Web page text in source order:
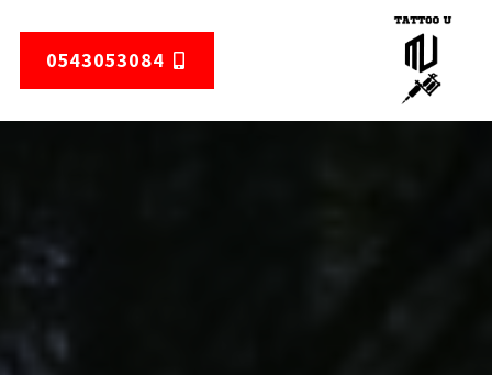
0543053084